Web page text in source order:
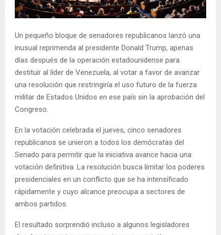
Un pequeño bloque de senadores republicanos lanzó una
inusual reprimenda al presidente Donald Trump, apenas
días después de la operación estadounidense para
destituir al líder de Venezuela, al votar a favor de avanzar
una resolución que restringiría el uso futuro de la fuerza
militar de Estados Unidos en ese país sin la aprobación del
Congreso.
En la votación celebrada el jueves, cinco senadores
republicanos se unieron a todos los demócratas del
Senado para permitir que la iniciativa avance hacia una
votación definitiva. La resolución busca limitar los poderes
presidenciales en un conflicto que se ha intensificado
rápidamente y cuyo alcance preocupa a sectores de
ambos partidos.
El resultado sorprendió incluso a algunos legisladores